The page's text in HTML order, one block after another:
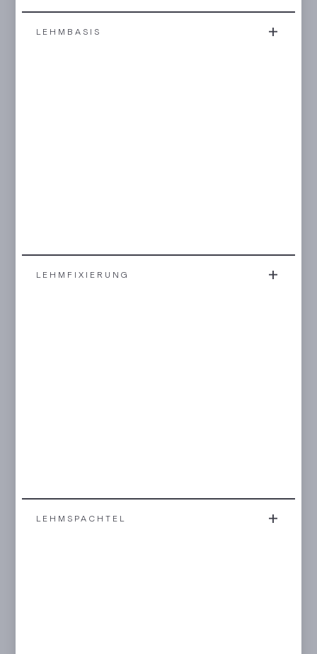
LEHMBASIS
LEHMFIXIERUNG
LEHMSPACHTEL